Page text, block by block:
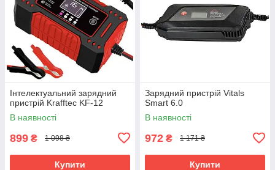
Інтелектуальний зарядний
пристрій Krafftec KF-12
В наявності
899 ₴ 1 098 ₴
Купити
Зарядний пристрій Vitals
Smart 6.0
В наявності
972 ₴ 1 171 ₴
Купити